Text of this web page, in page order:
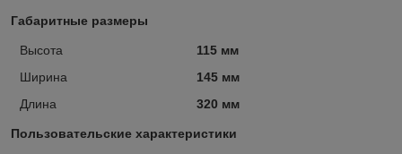
Габаритные размеры
Высота
115 мм
Ширина
145 мм
Длина
320 мм
Пользовательские характеристики